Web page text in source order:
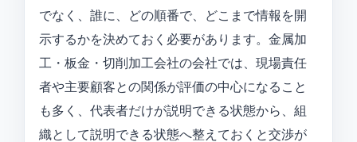
でなく、誰に、どの順番で、どこまで情報を開
示するかを決めておく必要があります。金属加
工・板金・切削加工会社の会社では、現場責任
者や主要顧客との関係が評価の中心になること
も多く、代表者だけが説明できる状態から、組
織として説明できる状態へ整えておくと交渉が